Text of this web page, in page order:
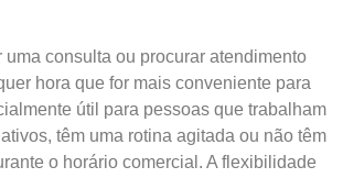
uma consulta ou procurar atendimento
hora que for mais conveniente para
útil para pessoas que trabalham
têm uma rotina agitada ou não têm
o horário comercial. A flexibilidade